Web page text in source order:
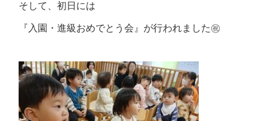
そして、初日には
『入園・進級おめでとう会』が行われました㊗️